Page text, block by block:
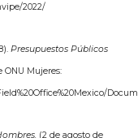
2022/
Presupuestos Públicos
ONU Mujeres:
(2 de agosto de